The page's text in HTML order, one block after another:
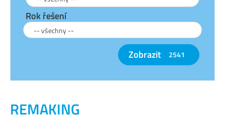
REMAKING
Rok řešení
Zobrazit 2541